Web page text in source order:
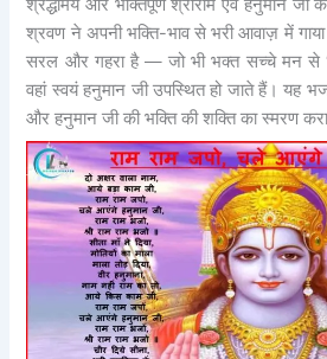
श्रद्धामय और भक्तिपूर्ण श्रीराम एवं हनुमान
श्रवण ने अपनी भक्ति-भाव से भरी आवाज़ में
सरल और गहरा है — जो भी भक्त सच्चे मन से
वहां स्वयं हनुमान जी उपस्थित हो जाते हैं। यह
और हनुमान जी की भक्ति की शक्ति का स्मरण